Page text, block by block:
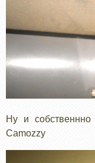
Ну и
Camozzy